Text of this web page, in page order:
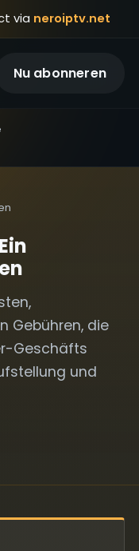
via neroiptv.net
Nu abonneren
Gebühren, die
Geschäfts
und